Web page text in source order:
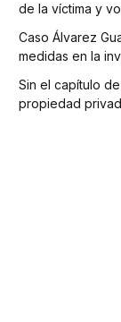
de la víctima y
Caso Álvarez
medidas en la
Sin el capítulo
propiedad